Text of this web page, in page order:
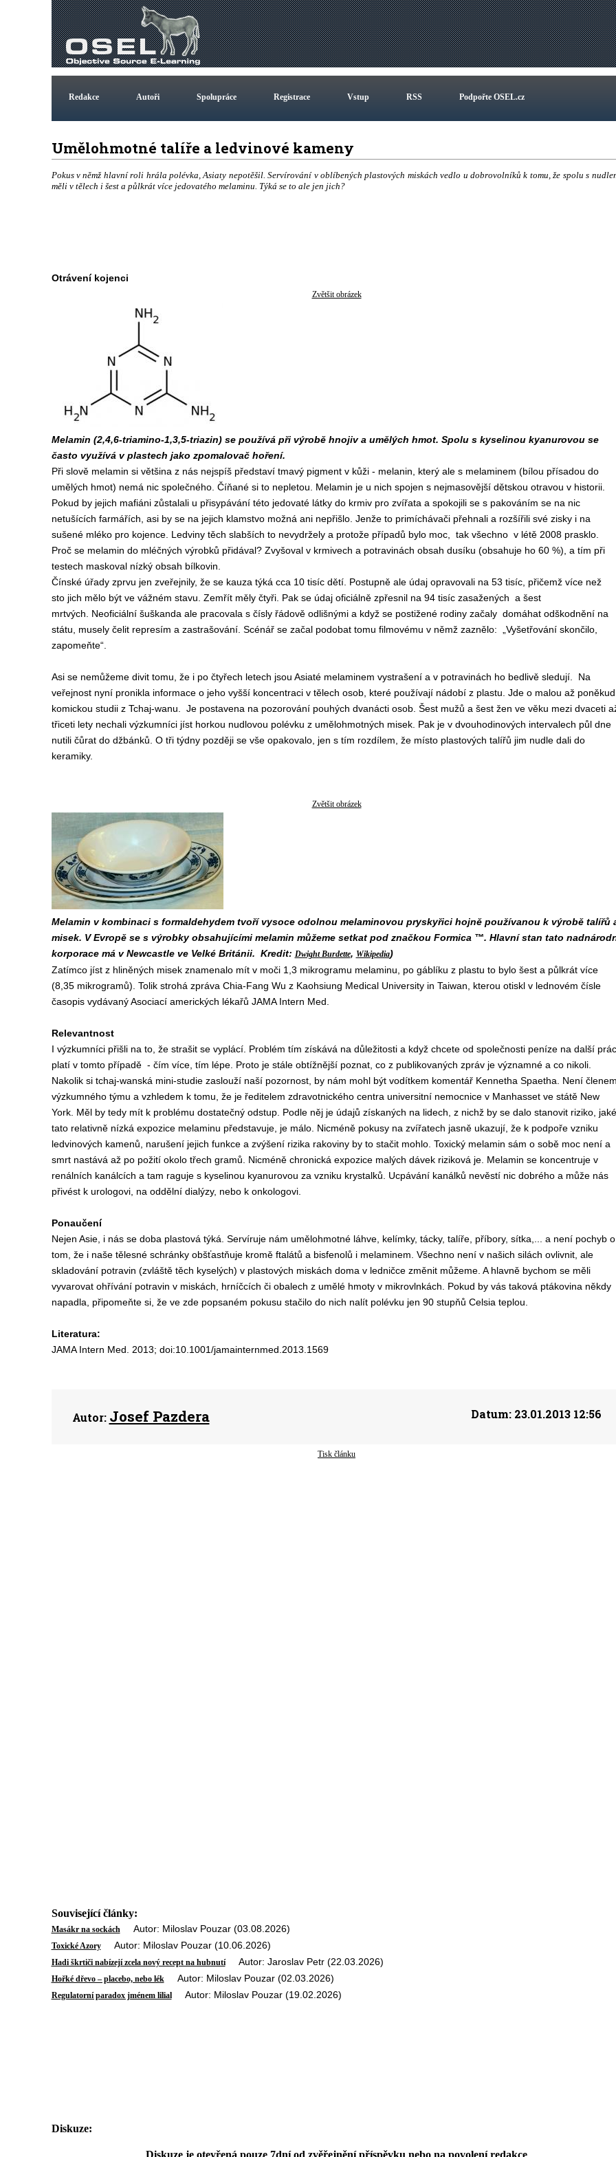
Redakce Autoři Spolupráce Registrace Vstup RSS Podpořte OSEL.cz
Umělohmotné talíře a ledvinové kameny
Pokus v němž hlavní roli hrála polévka, Asiaty nepotěšil. Servírování v oblíbených plastových miskách vedlo u dobrovolníků k tomu, že spolu s
měli v tělech i šest a půlkrát více jedovatého melaminu. Týká se to ale jen jich?
Otrávení kojenci
Zvětšit obrázek
Melamin (2,4,6-triamino-1,3,5-triazin) se používá při výrobě hnojiv a umělých hmot. Spolu s kyselinou kyanurovou se
často využívá v plastech jako zpomalovač hoření.
Při slově melamin si většina z nás nejspíš představí tmavý pigment v kůži - melanin, který ale s melaminem (bílou přísadou do
umělých hmot) nemá nic společného. Číňané si to nepletou. Melamin je u nich spojen s nejmasovější dětskou otravou v historii.
Pokud by jejich mafiáni zůstalali u přisypávání této jedovaté látky do krmiv pro zvířata a spokojili se s pakováním se na nic
netušících farmářích, asi by se na jejich klamstvo možná ani nepřišlo. Jenže to primíchávači přehnali a rozšířili své zisky i na
sušené mléko pro kojence. Ledviny těch slabších to nevydržely a protože případů bylo moc, tak všechno v létě 2008 prasklo.
Proč se melamin do mléčných výrobků přidával? Zvyšoval v krmivech a potravinách obsah dusíku (obsahuje ho 60 %), a tím při
testech maskoval nízký obsah bílkovin.
Čínské úřady zprvu jen zveřejnily, že se kauza týká cca 10 tisíc dětí. Postupně ale údaj opravovali na 53 tisíc, přičemž více než
sto jich mělo být ve vážném stavu. Zemřít měly čtyři. Pak se údaj oficiálně zpřesnil na 94 tisíc zasažených a šest
mrtvých. Neoficiální šuškanda ale pracovala s čísly řádově odlišnými a když se postižené rodiny začaly domáhat odškodnění na
státu, musely čelit represím a zastrašování. Scénář se začal podobat tomu filmovému v němž zaznělo: „Vyšetřování skončilo,
zapomeňte“.
Asi se nemůžeme divit tomu, že i po čtyřech letech jsou Asiaté melaminem vystrašení a v potravinách ho bedlivě sledují. Na
veřejnost nyní pronikla informace o jeho vyšší koncentraci v tělech osob, které používají nádobí z plastu. Jde o malou až poněkud
komickou studii z Tchaj-wanu. Je postavena na pozorování pouhých dvanácti osob. Šest mužů a šest žen ve věku mezi dvaceti
třiceti lety nechali výzkumníci jíst horkou nudlovou polévku z umělohmotných misek. Pak je v dvouhodinových intervalech půl dne
nutili čůrat do džbánků. O tři týdny později se vše opakovalo, jen s tím rozdílem, že místo plastových talířů jim nudle dali do
keramiky.
Zvětšit obrázek
Melamin v kombinaci s formaldehydem tvoří vysoce odolnou melaminovou pryskyřici hojně používanou k výrobě talířů
misek. V Evropě se s výrobky obsahujícími melamin můžeme setkat pod značkou Formica ™. Hlavní stan tato
korporace má v Newcastle ve Velké Británii. Kredit: Dwight Burdette, Wikipedia)
Zatímco jíst z hliněných misek znamenalo mít v moči 1,3 mikrogramu melaminu, po gáblíku z plastu to bylo šest a půlkrát více
(8,35 mikrogramů). Tolik strohá zpráva Chia-Fang Wu z Kaohsiung Medical University in Taiwan, kterou otiskl v lednovém čísle
časopis vydávaný Asociací amerických lékařů JAMA Intern Med.
Relevantnost
I výzkumníci přišli na to, že strašit se vyplácí. Problém tím získává na důležitosti a když chcete od společnosti peníze na další
platí v tomto případě - čím více, tím lépe. Proto je stále obtížnější poznat, co z publikovaných zpráv je významné a co nikoli.
Nakolik si tchaj-wanská mini-studie zaslouží naší pozornost, by nám mohl být vodítkem komentář Kennetha Spaetha. Není
výzkumného týmu a vzhledem k tomu, že je ředitelem zdravotnického centra universitní nemocnice v Manhasset ve státě New
York. Měl by tedy mít k problému dostatečný odstup. Podle něj je údajů získaných na lidech, z nichž by se dalo stanovit riziko, jaké
tato relativně nízká expozice melaminu představuje, je málo. Nicméně pokusy na zvířatech jasně ukazují, že k podpoře vzniku
ledvinových kamenů, narušení jejich funkce a zvýšení rizika rakoviny by to stačit mohlo. Toxický melamin sám o sobě moc není a
smrt nastává až po požití okolo třech gramů. Nicméně chronická expozice malých dávek riziková je. Melamin se koncentruje v
renálních kanálcích a tam raguje s kyselinou kyanurovou za vzniku krystalků. Ucpávání kanálků nevěstí nic dobrého a může nás
přivést k urologovi, na oddělní dialýzy, nebo k onkologovi.
Ponaučení
Nejen Asie, i nás se doba plastová týká. Servíruje nám umělohmotné láhve, kelímky, tácky, talíře, příbory, sítka,... a není pochyb o
tom, že i naše tělesné schránky obšťastňuje kromě ftalátů a bisfenolů i melaminem. Všechno není v našich silách ovlivnit, ale
skladování potravin (zvláště těch kyselých) v plastových miskách doma v ledničce změnit můžeme. A hlavně bychom se měli
vyvarovat ohřívání potravin v miskách, hrníčcích či obalech z umělé hmoty v mikrovlnkách. Pokud by vás taková ptákovina někdy
napadla, připomeňte si, že ve zde popsaném pokusu stačilo do nich nalít polévku jen 90 stupňů Celsia teplou.
Literatura:
JAMA Intern Med. 2013; doi:10.1001/jamainternmed.2013.1569
Autor: Josef Pazdera Datum:23.01.2013 12:56
Tisk článku
Související články:
Masákr na sockách Autor: Miloslav Pouzar (03.08.2026)
Toxické AzoryAutor: Miloslav Pouzar (10.06.2026)
Hadi škrtiči nabízejí zcela nový recept na hubnutíAutor: Jaroslav Petr (22.03.2026)
Hořké dřevo – placebo, nebo lék Autor: Miloslav Pouzar (02.03.2026)
Regulatorní paradox jménem lilialAutor: Miloslav Pouzar (19.02.2026)
Diskuze: